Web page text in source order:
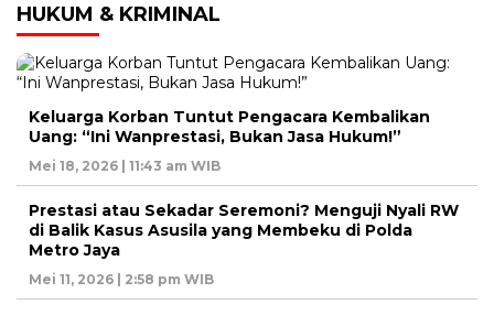
HUKUM & KRIMINAL
Keluarga Korban Tuntut Pengacara Kembalikan
Uang: “Ini Wanprestasi, Bukan Jasa Hukum!”
Mei 18, 2026 | 11:43 am WIB
Prestasi atau Sekadar Seremoni? Menguji Nyali RW
di Balik Kasus Asusila yang Membeku di Polda
Metro Jaya
Mei 11, 2026 | 2:58 pm WIB